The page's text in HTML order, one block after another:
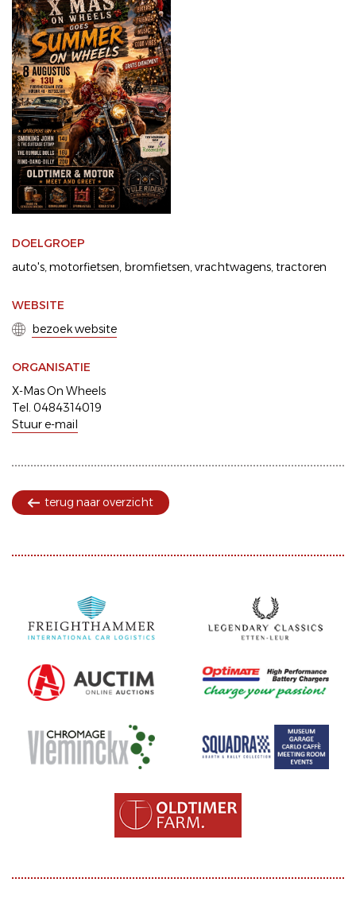
DOELGROEP
auto's motorfietsen bromfietsen vrachtwagens tractoren
WEBSITE
bezoek website
ORGANISATIE
X-Mas On Wheels
Tel. 0484314019
Stuur e-mail
terug naar overzicht